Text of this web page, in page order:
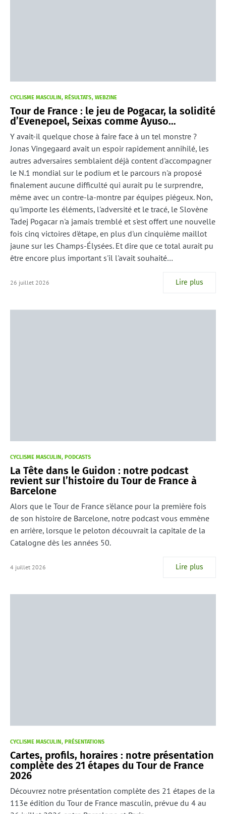
CYCLISME MASCULIN RÉSULTATS WEBZINE
Tour de France : le jeu de Pogacar, la solidité
d’Evenepoel, Seixas comme Ayuso…
Y avait-il quelque chose à faire face à un tel monstre ?
Jonas Vingegaard avait un espoir rapidement annihilé, les
autres adversaires semblaient déjà content d'accompagner
le N.1 mondial sur le podium et le parcours n'a proposé
finalement aucune difficulté qui aurait pu le surprendre,
même avec un contre-la-montre par équipes piégeux. Non,
qu'importe les éléments, l'adversité et le tracé, le Slovène
Tadej Pogacar n'a jamais tremblé et s'est offert une nouvelle
fois cinq victoires d'étape, en plus d'un cinquième maillot
jaune sur les Champs-Élysées. Et dire que ce total aurait pu
être encore plus important s'il l'avait souhaité…
26 juillet 2026 Lire plus
CYCLISME MASCULIN PODCASTS
La Tête dans le Guidon : notre podcast
revient sur l’histoire du Tour de France à
Barcelone
Alors que le Tour de France s'élance pour la première fois
de son histoire de Barcelone, notre podcast vous emmène
en arrière, lorsque le peloton découvrait la capitale de la
Catalogne dès les années 50.
4 juillet 2026 Lire plus
CYCLISME MASCULIN PRÉSENTATIONS
Cartes, profils, horaires : notre présentation
complète des 21 étapes du Tour de France
2026
Découvrez notre présentation complète des 21 étapes de la
113e édition du Tour de France masculin, prévue du 4 au